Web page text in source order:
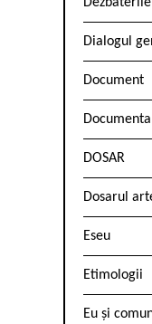
Dialogul
Document
DOSAR
Dosarul
Eseu
Etimologii
Eu și